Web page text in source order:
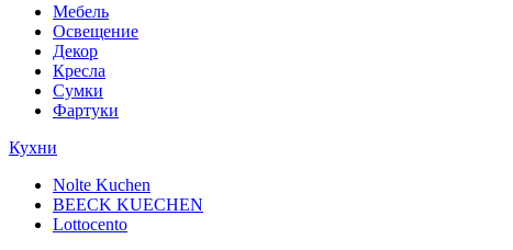
Мебель
Освещение
Декор
Кресла
Сумки
Фартуки
Кухни
Nolte Kuchen
BEECK KUECHEN
Lottocento